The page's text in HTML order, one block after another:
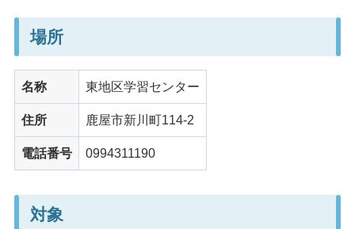
場所
名称 東地区学習センター
住所 鹿屋市新川町114-2
電話番号 0994311190
対象